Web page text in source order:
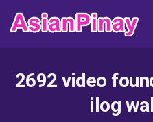
2692 video
ilog